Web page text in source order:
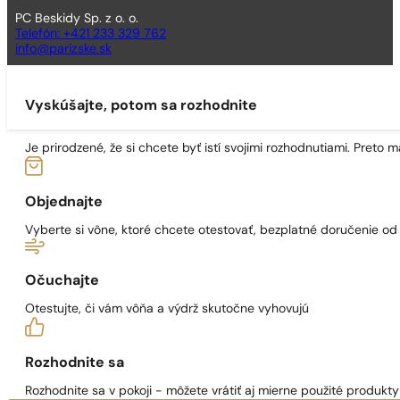
PC Beskidy Sp. z o. o.
Telefón: +421 233 329 762
info@parizske.sk
Vyskúšajte, potom sa rozhodnite
Je prirodzené, že si chcete byť istí svojimi rozhodnutiami. Preto
Objednajte
Vyberte si vône, ktoré chcete otestovať, bezplatné doručenie
Očuchajte
Otestujte, či vám vôňa a výdrž skutočne vyhovujú
Rozhodnite sa
Rozhodnite sa v pokoji - môžete vrátiť aj mierne použité